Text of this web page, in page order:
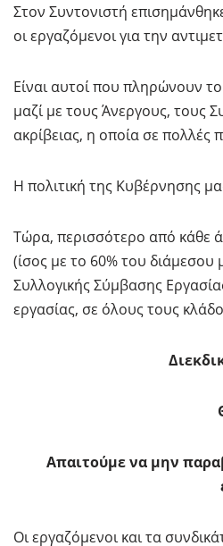
Στον Συντονιστή
οι εργαζόμενοι για την
Είναι αυτοί που πληρώνουν
μαζί με τους Άνεργους, τους
ακρίβειας, η οποία σε πολλές
Η πολιτική της Κυβέρνησης
Τώρα, περισσότερο από κάθε
(ίσος με το 60% του
Συλλογικής Σύμβασης
εργασίας, σε όλους τους
Απαιτούμε να μην
Οι εργαζόμενοι και τα